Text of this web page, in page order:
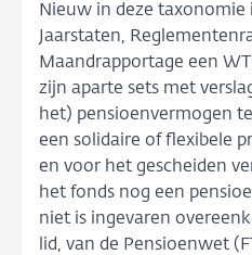
Nieuw in deze taxonomie
Jaarstaten,
Maandrapportage een
zijn aparte sets met
het) pensioenvermogen
een solidaire of flexibele
en voor het gescheiden
het fonds nog een
niet is ingevaren
lid, van de Pensioenwet